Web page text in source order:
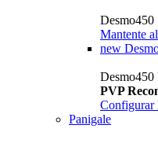
Desmo450
Mantente
new
PVP
Configurar
Panigale